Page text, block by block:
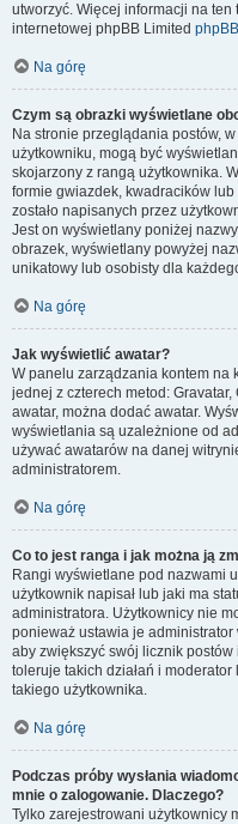
utworzyć. Więcej informacji na
internetowej phpBB Limited
Na górę
Czym są obrazki wyświetlane
Na stronie przeglądania postów,
użytkowniku, mogą być
skojarzony z rangą użytkownika.
formie gwiazdek, kwadracików
zostało napisanych przez
Jest on wyświetlany poniżej
obrazek, wyświetlany powyżej
unikatowy lub osobisty dla
Na górę
Jak wyświetlić awatar?
W panelu zarządzania kontem na
jednej z czterech metod:
awatar, można dodać awatar.
wyświetlania są uzależnione od
używać awatarów na danej
administratorem.
Na górę
Co to jest ranga i jak można ją
Rangi wyświetlane pod nazwami
użytkownik napisał lub jaki ma
administratora. Użytkownicy nie
ponieważ ustawia je
aby zwiększyć swój licznik
toleruje takich działań i
takiego użytkownika.
Na górę
Podczas próby wysłania
mnie o zalogowanie. Dlaczego?
Tylko zarejestrowani użytkownicy